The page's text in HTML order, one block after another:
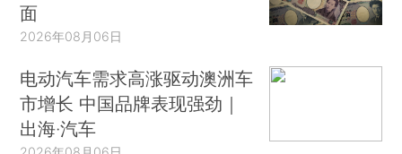
面
2026年08月06日
电动汽车需求高涨驱动澳洲车
市增长 中国品牌表现强劲｜
出海·汽车